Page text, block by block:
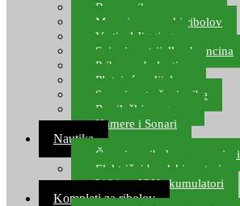
Brum prihrana za more
Mamci za morski ribolov
Vertical Jigging
Spinning strijelke, brancina
Pribor za bolentino
Plutajuća odijela
Sonari za traženje ribe
Ronilački program
Kamere i Sonari
Nautika
Čamci za ribolov, gumenjaci
Električni brodski motori
Lithium ION akumulatori
Kompleti za ribolov